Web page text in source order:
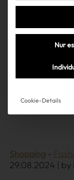
Shopping
29.08.2024 | by
Nur
Cookie-Details